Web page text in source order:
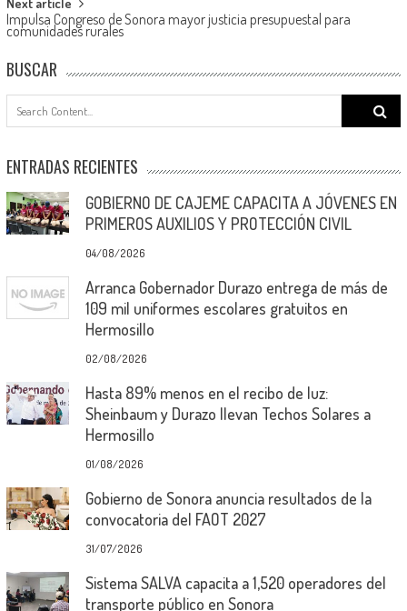
Next article
Impulsa Congreso de Sonora mayor justicia presupuestal para
comunidades rurales
BUSCAR
Search
for:
ENTRADAS RECIENTES
GOBIERNO DE CAJEME CAPACITA A JÓVENES EN
PRIMEROS AUXILIOS Y PROTECCIÓN CIVIL
04/08/2026
Arranca Gobernador Durazo entrega de más de
109 mil uniformes escolares gratuitos en
Hermosillo
02/08/2026
Hasta 89% menos en el recibo de luz:
Sheinbaum y Durazo llevan Techos Solares a
Hermosillo
01/08/2026
Gobierno de Sonora anuncia resultados de la
convocatoria del FAOT 2027
31/07/2026
Sistema SALVA capacita a 1,520 operadores del
transporte público en Sonora